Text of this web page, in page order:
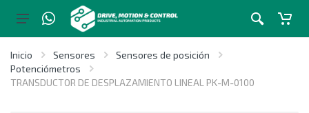
Inicio Sensores
Sensores de posición
Potenciómetros
TRANSDUCTOR DE DESPLAZAMIENTO LINEAL PK-M-0100